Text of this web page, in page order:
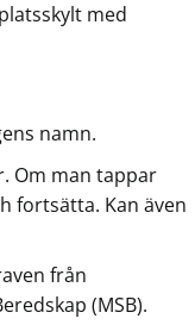
med
namn.
Om man tappar
fortsätta. Kan även
från
(MSB).